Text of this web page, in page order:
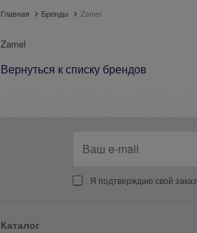
Главная Бренды Zamel
Zamel
Вернуться к списку брендов
Я подтверждаю свой заказ.
Каталог